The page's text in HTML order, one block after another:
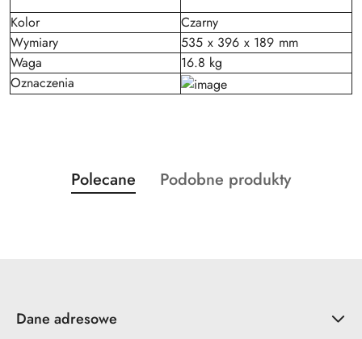
Kolor
Czarny
Wymiary
535 x 396 x 189 mm
Waga
16.8 kg
Oznaczenia
Pomiń karuzelę produktów
Produkty
o
Polecane
Produkty
Podobne produkty
Dane adresowe